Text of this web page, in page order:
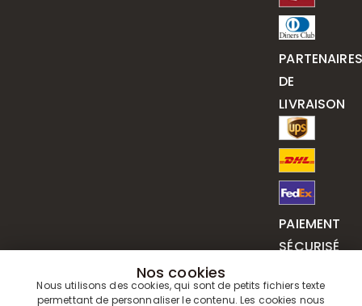
PARTENAIRES
DE
LIVRAISON
PAIEMENT
SÉCURISÉ
Nos cookies
Nous utilisons des cookies, qui sont de petits fichiers texte
permettant de personnaliser le contenu. Les cookies nous